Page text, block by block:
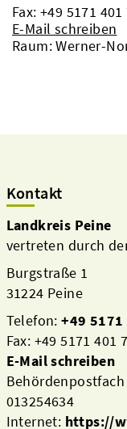
Fax: +49 5171 401
E-Mail schreiben
Raum: Werner-
Kontakt
Landkreis Peine
vertreten durch
Burgstraße 1
31224 Peine
Telefon:+49 5171
Fax: +49 5171 401
E-Mail schreiben
Behördenpostfach
013254634
Internet: https://